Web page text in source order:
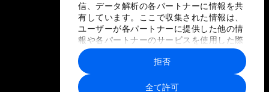
信、データ解析の各パートナーに情報を共
有しています。ここで収集された情報は、
ユーザーが各パートナーに提供した他の情
報や各パートナーのサービスを使用した際
に収集された情報と組み合わされ、各パー
トナーによって使用されることがありま
す。
全て許可
拒否
プライバシーポリシーと利用規約